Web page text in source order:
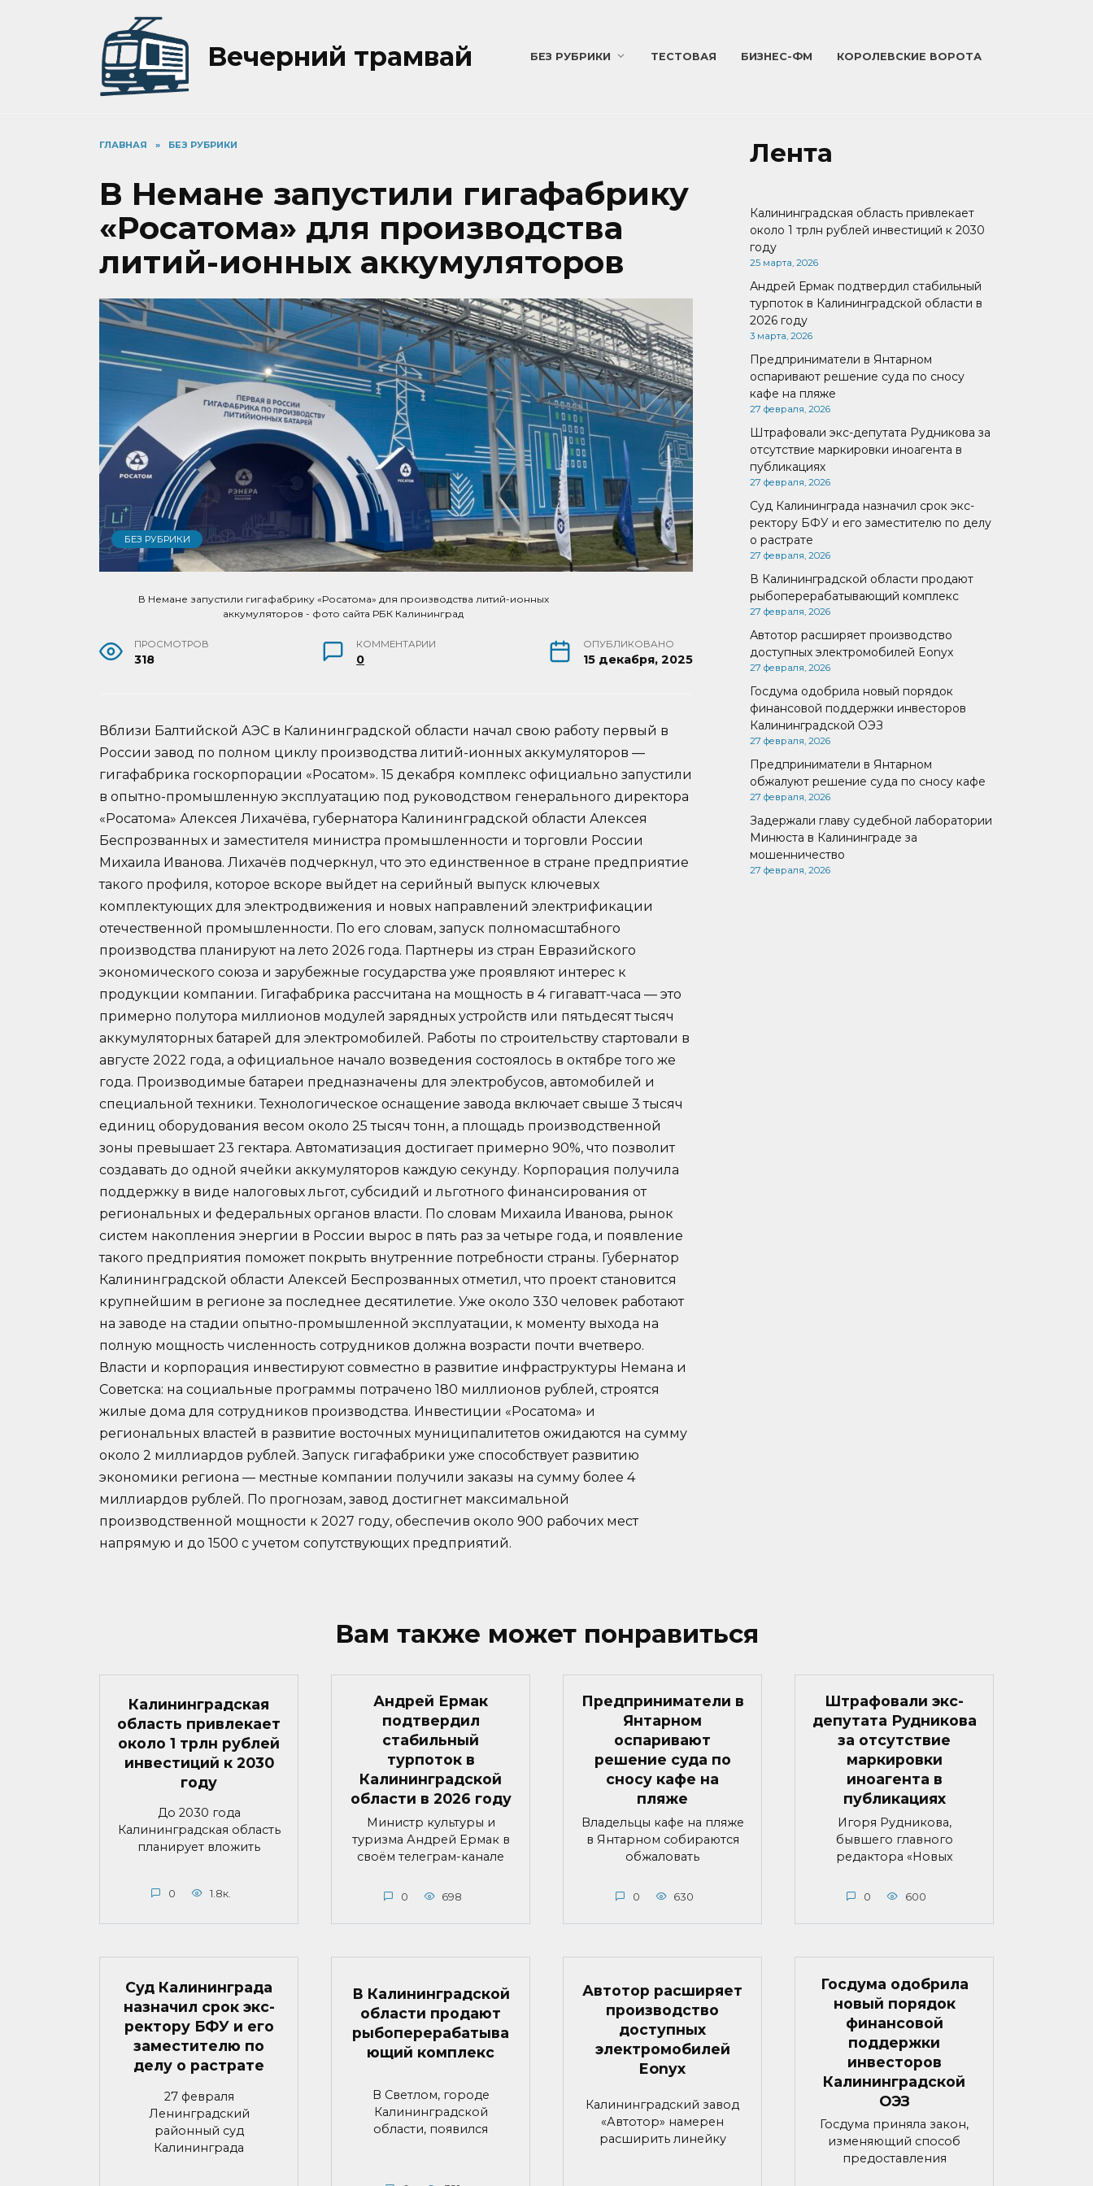
Вечерний трамвай БЕЗ РУБРИКИ ТЕСТОВАЯ БИЗНЕС-ФМ КОРОЛЕВСКИЕ ВОРОТА
ГЛАВНАЯ » БЕЗ РУБРИКИ
В Немане запустили гигафабрику
«Росатома» для производства
литий-ионных аккумуляторов
БЕЗ РУБРИКИ
В Немане запустили гигафабрику «Росатома» для производства литий-ионных
аккумуляторов - фото сайта РБК Калининград
ПРОСМОТРОВ
318
КОММЕНТАРИИ
0
ОПУБЛИКОВАНО
15 декабря, 2025
Вблизи Балтийской АЭС в Калининградской области начал свою работу первый в
России завод по полном циклу производства литий-ионных аккумуляторов —
гигафабрика госкорпорации «Росатом». 15 декабря комплекс официально запустили
в опытно-промышленную эксплуатацию под руководством генерального директора
«Росатома» Алексея Лихачёва, губернатора Калининградской области Алексея
Беспрозванных и заместителя министра промышленности и торговли России
Михаила Иванова. Лихачёв подчеркнул, что это единственное в стране предприятие
такого профиля, которое вскоре выйдет на серийный выпуск ключевых
комплектующих для электродвижения и новых направлений электрификации
отечественной промышленности. По его словам, запуск полномасштабного
производства планируют на лето 2026 года. Партнеры из стран Евразийского
экономического союза и зарубежные государства уже проявляют интерес к
продукции компании. Гигафабрика рассчитана на мощность в 4 гигаватт-часа — это
примерно полутора миллионов модулей зарядных устройств или пятьдесят тысяч
аккумуляторных батарей для электромобилей. Работы по строительству стартовали в
августе 2022 года, а официальное начало возведения состоялось в октябре того же
года. Производимые батареи предназначены для электробусов, автомобилей и
специальной техники. Технологическое оснащение завода включает свыше 3 тысяч
единиц оборудования весом около 25 тысяч тонн, а площадь производственной
зоны превышает 23 гектара. Автоматизация достигает примерно 90%, что позволит
создавать до одной ячейки аккумуляторов каждую секунду. Корпорация получила
поддержку в виде налоговых льгот, субсидий и льготного финансирования от
региональных и федеральных органов власти. По словам Михаила Иванова, рынок
систем накопления энергии в России вырос в пять раз за четыре года, и появление
такого предприятия поможет покрыть внутренние потребности страны. Губернатор
Калининградской области Алексей Беспрозванных отметил, что проект становится
крупнейшим в регионе за последнее десятилетие. Уже около 330 человек работают
на заводе на стадии опытно-промышленной эксплуатации, к моменту выхода на
полную мощность численность сотрудников должна возрасти почти вчетверо.
Власти и корпорация инвестируют совместно в развитие инфраструктуры Немана и
Советска: на социальные программы потрачено 180 миллионов рублей, строятся
жилые дома для сотрудников производства. Инвестиции «Росатома» и
региональных властей в развитие восточных муниципалитетов ожидаются на сумму
около 2 миллиардов рублей. Запуск гигафабрики уже способствует развитию
экономики региона — местные компании получили заказы на сумму более 4
миллиардов рублей. По прогнозам, завод достигнет максимальной
производственной мощности к 2027 году, обеспечив около 900 рабочих мест
напрямую и до 1500 с учетом сопутствующих предприятий.
Лента
Калининградская область привлекает
около 1 трлн рублей инвестиций к 2030
году
25 марта, 2026
Андрей Ермак подтвердил стабильный
турпоток в Калининградской области в
2026 году
3 марта, 2026
Предприниматели в Янтарном
оспаривают решение суда по сносу
кафе на пляже
27 февраля, 2026
Штрафовали экс-депутата Рудникова за
отсутствие маркировки иноагента в
публикациях
27 февраля, 2026
Суд Калининграда назначил срок экс-
ректору БФУ и его заместителю по делу
о растрате
27 февраля, 2026
В Калининградской области продают
рыбоперерабатывающий комплекс
27 февраля, 2026
Автотор расширяет производство
доступных электромобилей Eonyx
27 февраля, 2026
Госдума одобрила новый порядок
финансовой поддержки инвесторов
Калининградской ОЭЗ
27 февраля, 2026
Предприниматели в Янтарном
обжалуют решение суда по сносу кафе
27 февраля, 2026
Задержали главу судебной лаборатории
Минюста в Калининграде за
мошенничество
27 февраля, 2026
Вам также может понравиться
Калининградская
область привлекает
около 1 трлн рублей
инвестиций к 2030
году
До 2030 года
Калининградская область
планирует вложить
0 1.8к.
Андрей Ермак
подтвердил
стабильный
турпоток в
Калининградской
области в 2026 году
Министр культуры и
туризма Андрей Ермак в
своём телеграм-канале
0 698
Предприниматели в
Янтарном
оспаривают
решение суда по
сносу кафе на
пляже
Владельцы кафе на пляже
в Янтарном собираются
обжаловать
0 630
Штрафовали экс-
депутата Рудникова
за отсутствие
маркировки
иноагента в
публикациях
Игоря Рудникова,
бывшего главного
редактора «Новых
0 600
Суд Калининграда
назначил срок экс-
ректору БФУ и его
заместителю по
делу о растрате
27 февраля
Ленинградский
районный суд
Калининграда
В Калининградской
области продают
рыбоперерабатыва
ющий комплекс
В Светлом, городе
Калининградской
области, появился
Автотор расширяет
производство
доступных
электромобилей
Eonyx
Калининградский завод
«Автотор» намерен
расширить линейку
Госдума одобрила
новый порядок
финансовой
поддержки
инвесторов
Калининградской
ОЭЗ
Госдума приняла закон,
изменяющий способ
предоставления